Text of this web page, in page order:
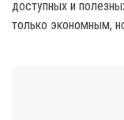
доступных и
только экономным,